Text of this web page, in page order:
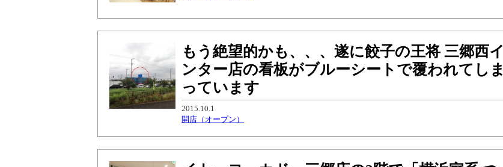
もう絶望的かも、、、遂に餃子の王将 三郷西イ
ンター店の看板がブルーシートで覆われてしま
っています
2015.10.1
開店（オープン）